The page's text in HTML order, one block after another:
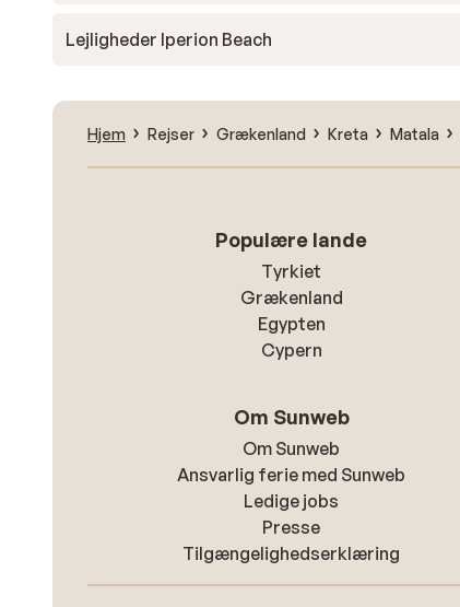
Lejligheder Iperion Beach
Hjem Rejser Grækenland Kreta Matala
Populære lande
Tyrkiet
Grækenland
Egypten
Cypern
Om Sunweb
Om Sunweb
Ansvarlig ferie med Sunweb
Ledige jobs
Presse
Tilgængelighedserklæring